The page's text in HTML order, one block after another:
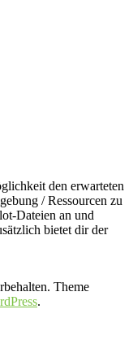
den erwarteten
/ Ressourcen zu
Dateien an und
bietet dir der
Theme
.